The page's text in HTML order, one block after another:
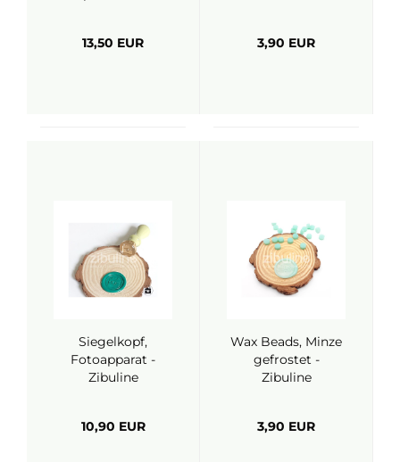
13,50 EUR 3,90 EUR
Siegelkopf,
Fotoapparat -
Zibuline
10,90 EUR
Wax Beads, Minze
gefrostet -
Zibuline
3,90 EUR